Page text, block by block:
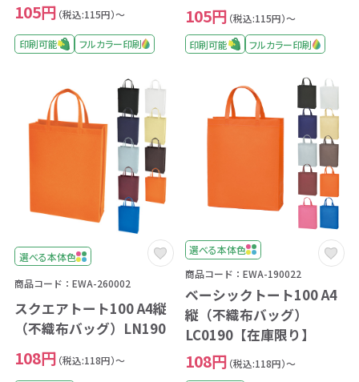
105円 （税込:115円）～
印刷可能 フルカラー印刷
105円 （税込:115円）～
印刷可能
フルカラー印刷
選べる本体色
商品コード：EWA-260002
スクエアトート100 A4縦
（不織布バッグ）LN190
108円 （税込:118円）～
選べる本体色
商品コード：EWA-190022
ベーシックトート100 A4
縦（不織布バッグ）
LC0190【在庫限り】
108円 （税込:118円）～